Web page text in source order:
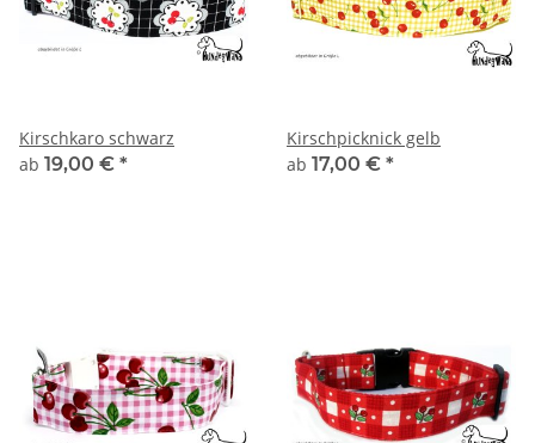
Kirschkaro schwarz
ab 19,00 € *
Kirschpicknick gelb
ab 17,00 € *